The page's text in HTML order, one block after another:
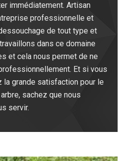
immédiatement. Artisan
professionnelle et
de tout type et
dans ce domaine
et cela nous permet de ne
Et si vous
la grande satisfaction pour le
sachez que nous
servir.